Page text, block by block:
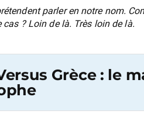
parler en notre nom.
cas ? Loin de là. Très loin de là.
Grèce : le